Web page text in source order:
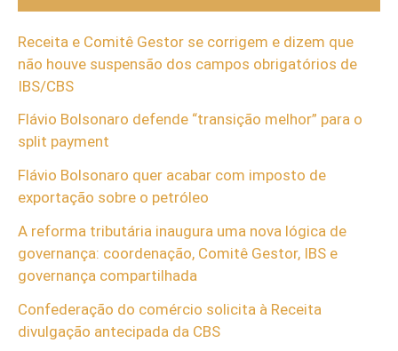
Receita e Comitê Gestor se corrigem e dizem que
não houve suspensão dos campos obrigatórios de
IBS/CBS
Flávio Bolsonaro defende “transição melhor” para o
split payment
Flávio Bolsonaro quer acabar com imposto de
exportação sobre o petróleo
A reforma tributária inaugura uma nova lógica de
governança: coordenação, Comitê Gestor, IBS e
governança compartilhada
Confederação do comércio solicita à Receita
divulgação antecipada da CBS